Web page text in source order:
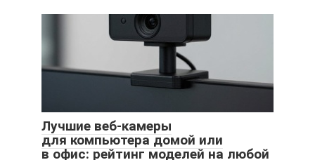
Лучшие веб-камеры
для компьютера домой или
в офис: рейтинг моделей на любой